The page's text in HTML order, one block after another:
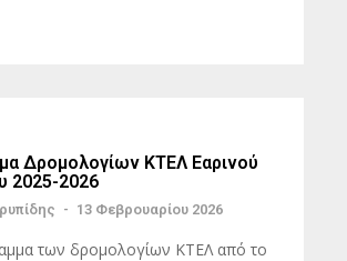
Δρομολογίων ΚΤΕΛ Εαρινού
2025-2026
- 13 Φεβρουαρίου 2026
των δρομολογίων ΚΤΕΛ από το